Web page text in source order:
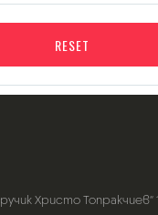
RESET
Христо Топракчиев“